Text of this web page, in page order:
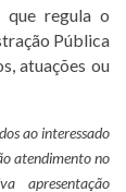
, que regula o
Pública
atuações ou
ao interessado
atendimento no
apresentação